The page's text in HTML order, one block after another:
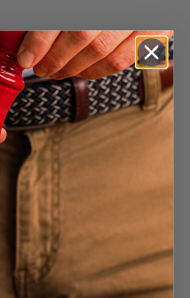
+
Hause geliefert zu werden.
über 50 €